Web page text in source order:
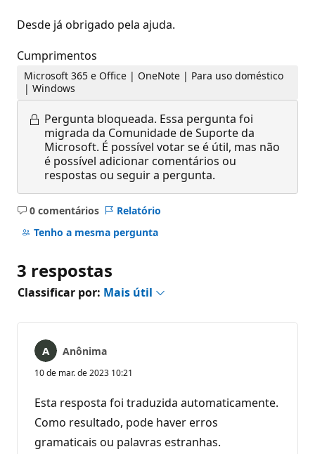
Desde já obrigado pela ajuda.
Cumprimentos
Microsoft 365 e Office | OneNote | Para uso doméstico
| Windows
Pergunta bloqueada. Essa pergunta foi
migrada da Comunidade de Suporte da
Microsoft. É possível votar se é útil, mas não
é possível adicionar comentários ou
respostas ou seguir a pergunta.
0 comentários
Sem
comentários
Relatório
Tenho a mesma pergunta
3 respostas
Classificar por: Mais útil
Anônima
10 de mar. de 2023 10:21
Esta resposta foi traduzida automaticamente.
Como resultado, pode haver erros
gramaticais ou palavras estranhas.